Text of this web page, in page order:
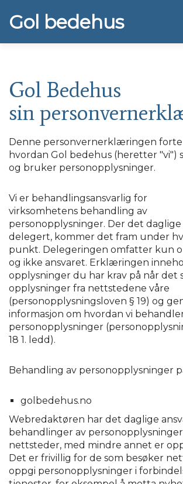
Gol bedehus
Gol Bedehus
sin
Denne personvernerklæringen
hvordan Gol bedehus (heretter "vi")
og bruker personopplysninger.
Vi er behandlingsansvarlig for
virksomhetens behandling av
personopplysninger. Der det
delegert, kommer det fram under
punkt. Delegeringen omfatter kun
og ikke ansvaret. Erklæringen
opplysninger du har krav på når det
opplysninger fra nettstedene våre
(personopplysningsloven § 19) og
informasjon om hvordan vi
personopplysninger
18 1. ledd).
Behandling av personopplysninger
golbedehus.no
Webredaktøren har det daglige
behandlinger av
nettsteder, med mindre annet er
Det er frivillig for de som besøker
oppgi personopplysninger i